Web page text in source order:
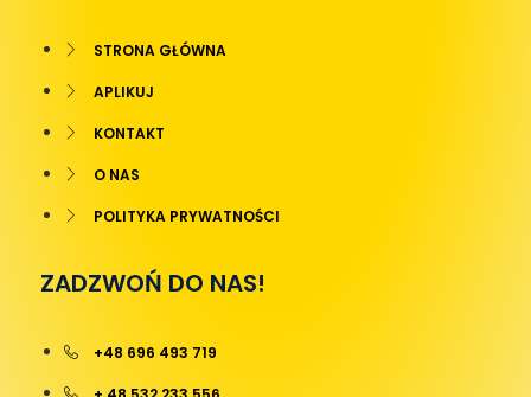
STRONA GŁÓWNA
APLIKUJ
KONTAKT
O NAS
POLITYKA PRYWATNOŚCI
ZADZWOŃ DO NAS!
+48 696 493 719